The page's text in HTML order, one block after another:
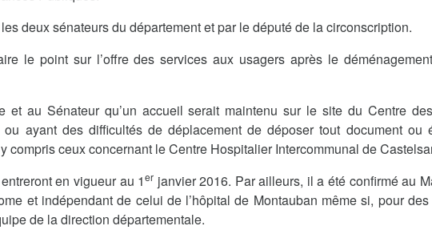
Demande d’autorisation de
deux sénateurs du département et par le député de la circonscription.
le point sur l’offre des services aux usagers après le
et au Sénateur qu’un accueil serait maintenu sur le site du Centre
ayant des difficultés de déplacement de déposer tout document ou
compris ceux concernant le Centre Hospitalier Intercommunal de
en vigueur au 1er janvier 2016. Par ailleurs, il a été confirmé au
et indépendant de celui de l’hôpital de Montauban même si, pour
de la direction départementale.